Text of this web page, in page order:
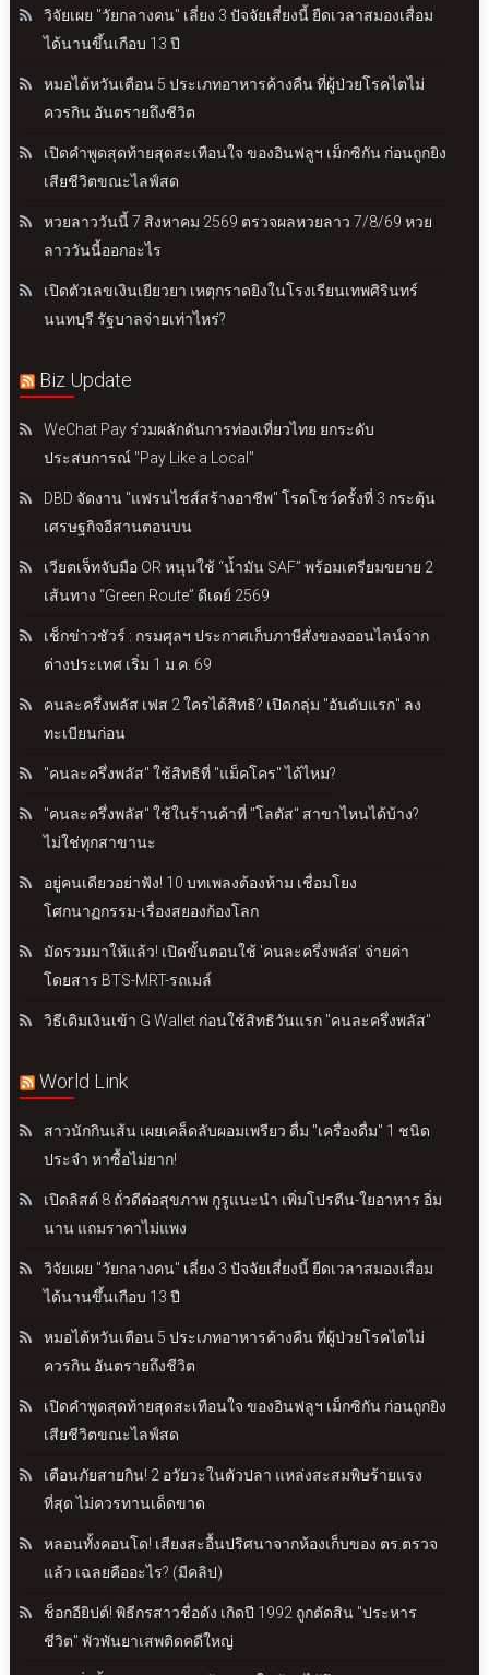
วิจัยเผย "วัยกลางคน" เลี่ยง 3 ปัจจัยเสี่ยงนี้ ยืดเวลาสมองเสื่อม
ได้นานขึ้นเกือบ 13 ปี
หมอไต้หวันเตือน 5 ประเภทอาหารค้างคืน ที่ผู้ป่วยโรคไตไม่
ควรกิน อันตรายถึงชีวิต
เปิดคำพูดสุดท้ายสุดสะเทือนใจ ของอินฟลูฯ เม็กซิกัน ก่อนถูกยิง
เสียชีวิตขณะไลฟ์สด
หวยลาววันนี้ 7 สิงหาคม 2569 ตรวจผลหวยลาว 7/8/69 หวย
ลาววันนี้ออกอะไร
เปิดตัวเลขเงินเยียวยา เหตุกราดยิงในโรงเรียนเทพศิรินทร์
นนทบุรี รัฐบาลจ่ายเท่าไหร่?
Biz Update
WeChat Pay ร่วมผลักดันการท่องเที่ยวไทย ยกระดับ
ประสบการณ์ "Pay Like a Local"
DBD จัดงาน "แฟรนไชส์สร้างอาชีพ" โรดโชว์ครั้งที่ 3 กระตุ้น
เศรษฐกิจอีสานตอนบน
เวียตเจ็ทจับมือ OR หนุนใช้ “น้ำมัน SAF” พร้อมเตรียมขยาย 2
เส้นทาง “Green Route” ดีเดย์ 2569
เช็กข่าวชัวร์ : กรมศุลฯ ประกาศเก็บภาษีสั่งของออนไลน์จาก
ต่างประเทศ เริ่ม 1 ม.ค. 69
คนละครึ่งพลัส เฟส 2 ใครได้สิทธิ? เปิดกลุ่ม "อันดับแรก" ลง
ทะเบียนก่อน
"คนละครึ่งพลัส" ใช้สิทธิที่ "แม็คโคร" ได้ไหม?
"คนละครึ่งพลัส" ใช้ในร้านค้าที่ "โลตัส" สาขาไหนได้บ้าง?
ไม่ใช่ทุกสาขานะ
อยู่คนเดียวอย่าฟัง! 10 บทเพลงต้องห้าม เชื่อมโยง
โศกนาฏกรรม-เรื่องสยองก้องโลก
มัดรวมมาให้แล้ว! เปิดขั้นตอนใช้ 'คนละครึ่งพลัส' จ่ายค่า
โดยสาร BTS-MRT-รถเมล์
วิธีเติมเงินเข้า G Wallet ก่อนใช้สิทธิวันแรก "คนละครึ่งพลัส"
World Link
สาวนักกินเส้น เผยเคล็ดลับผอมเพรียว ดื่ม "เครื่องดื่ม" 1 ชนิด
ประจำ หาซื้อไม่ยาก!
เปิดลิสต์ 8 ถั่วดีต่อสุขภาพ กูรูแนะนำ เพิ่มโปรตีน-ใยอาหาร อิ่ม
นาน แถมราคาไม่แพง
วิจัยเผย "วัยกลางคน" เลี่ยง 3 ปัจจัยเสี่ยงนี้ ยืดเวลาสมองเสื่อม
ได้นานขึ้นเกือบ 13 ปี
หมอไต้หวันเตือน 5 ประเภทอาหารค้างคืน ที่ผู้ป่วยโรคไตไม่
ควรกิน อันตรายถึงชีวิต
เปิดคำพูดสุดท้ายสุดสะเทือนใจ ของอินฟลูฯ เม็กซิกัน ก่อนถูกยิง
เสียชีวิตขณะไลฟ์สด
เตือนภัยสายกิน! 2 อวัยวะในตัวปลา แหล่งสะสมพิษร้ายแรง
ที่สุด ไม่ควรทานเด็ดขาด
หลอนทั้งคอนโด! เสียงสะอื้นปริศนาจากห้องเก็บของ ตร.ตรวจ
แล้ว เฉลยคืออะไร? (มีคลิป)
ช็อกอียิปต์! พิธีกรสาวชื่อดัง เกิดปี 1992 ถูกตัดสิน "ประหาร
ชีวิต" พัวพันยาเสพติดคดีใหญ่